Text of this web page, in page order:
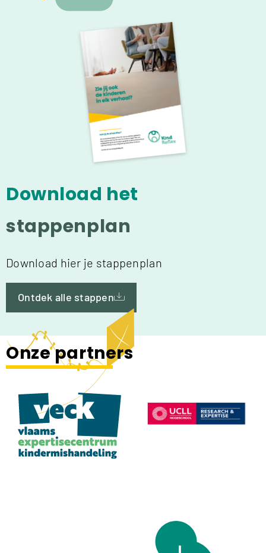
Download het
stappenplan
Download hier je stappenplan
Ontdek alle stappen
Onze partners